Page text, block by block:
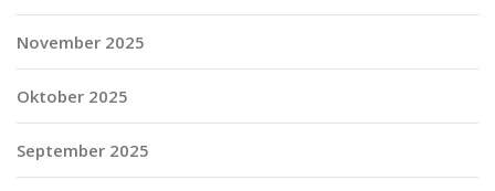
November 2025
Oktober 2025
September 2025